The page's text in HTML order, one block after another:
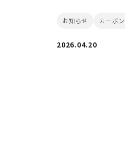
お知らせ カーボ
2026.04.20